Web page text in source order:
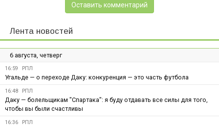
Оставить комментарий
Лента новостей
6 августа, четверг
16:59 РПЛ
Угальде — о переходе Даку: конкуренция — это часть футбола
16:48 РПЛ
Даку — болельщикам "Спартака": я буду отдавать все силы для того,
чтобы вы были счастливы
16:36 РПЛ